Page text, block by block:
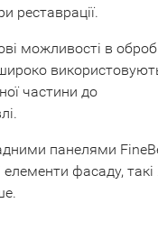
реставрації.
можливості в
частини до
панелями
фасаду, такі